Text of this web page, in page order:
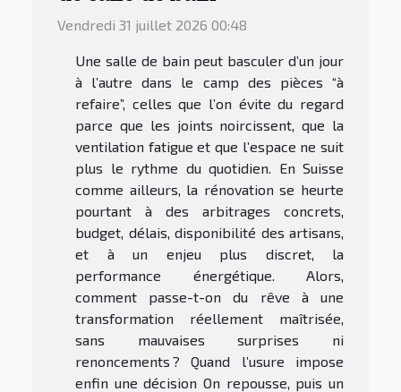
Vendredi 31 juillet 2026 00:48
Une salle de bain peut basculer d’un jour
à l’autre dans le camp des pièces “à
refaire”, celles que l’on évite du regard
parce que les joints noircissent, que la
ventilation fatigue et que l’espace ne suit
plus le rythme du quotidien. En Suisse
comme ailleurs, la rénovation se heurte
pourtant à des arbitrages concrets,
budget, délais, disponibilité des artisans,
et à un enjeu plus discret, la
performance énergétique. Alors,
comment passe-t-on du rêve à une
transformation réellement maîtrisée,
sans mauvaises surprises ni
renoncements ? Quand l’usure impose
enfin une décision On repousse, puis un